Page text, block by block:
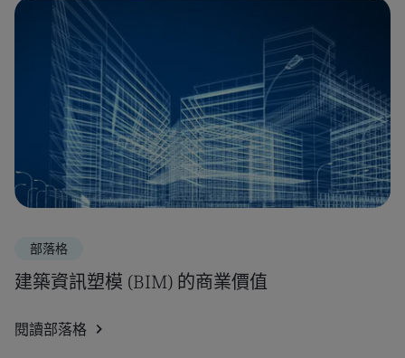
部落格
建築資訊塑模 (BIM) 的商業價值
閱讀部落格